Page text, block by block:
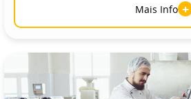
Mais Info +